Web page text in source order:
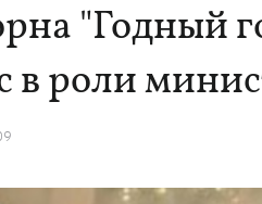
"Годный
в роли